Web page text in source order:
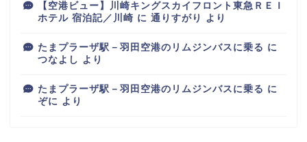
【空港ビュー】川崎キングスカイフロント東急ＲＥＩ
ホテル 宿泊記／川崎 に 通りすがり より
たまプラーザ駅－羽田空港のリムジンバスに乗る に
つなよし より
たまプラーザ駅－羽田空港のリムジンバスに乗る に
ぞに より